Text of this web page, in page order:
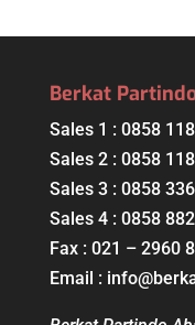
Berkat
Sales 1 : 0858
Sales 2 : 0858
Sales 3 : 0858
Sales 4 : 0858
Fax : 021 – 2960
Email :